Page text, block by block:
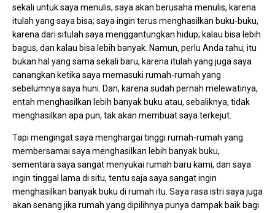
sekali untuk saya menulis, saya akan berusaha menulis, karena
itulah yang saya bisa; saya ingin terus menghasilkan buku-buku,
karena dari situlah saya menggantungkan hidup; kalau bisa lebih
bagus, dan kalau bisa lebih banyak. Namun, perlu Anda tahu, itu
bukan hal yang sama sekali baru, karena itulah yang juga saya
canangkan ketika saya memasuki rumah-rumah yang
sebelumnya saya huni. Dan, karena sudah pernah melewatinya,
entah menghasilkan lebih banyak buku atau, sebaliknya, tidak
menghasilkan apa pun, tak akan membuat saya terkejut.
Tapi mengingat saya menghargai tinggi rumah-rumah yang
membersamai saya menghasilkan lebih banyak buku,
sementara saya sangat menyukai rumah baru kami, dan saya
ingin tinggal lama di situ, tentu saja saya sangat ingin
menghasilkan banyak buku di rumah itu. Saya rasa istri saya juga
akan senang jika rumah yang dipilihnya punya dampak baik bagi